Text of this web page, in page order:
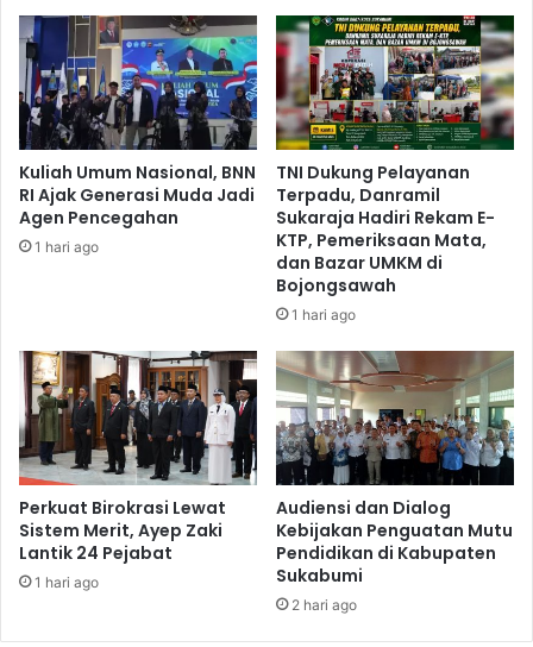
Kuliah Umum Nasional, BNN
RI Ajak Generasi Muda Jadi
Agen Pencegahan
1 hari ago
TNI Dukung Pelayanan
Terpadu, Danramil
Sukaraja Hadiri Rekam E-
KTP, Pemeriksaan Mata,
dan Bazar UMKM di
Bojongsawah
1 hari ago
Perkuat Birokrasi Lewat
Sistem Merit, Ayep Zaki
Lantik 24 Pejabat
1 hari ago
Audiensi dan Dialog
Kebijakan Penguatan Mutu
Pendidikan di Kabupaten
Sukabumi
2 hari ago